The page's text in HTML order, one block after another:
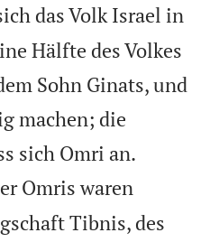
das Volk Israel in
Hälfte des Volkes
Sohn Ginats, und
machen; die
sich Omri an.
Omris waren
Tibnis, des